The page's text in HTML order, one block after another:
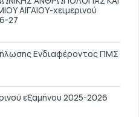
ΑΙΓΑΙΟΥ-χειμερινού
27
Ενδιαφέροντος ΠΜΣ
εξαμήνου 2025-2026